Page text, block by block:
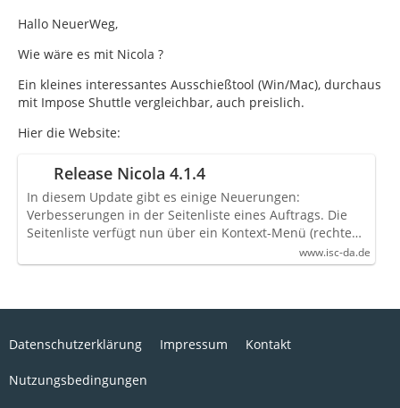
Hallo NeuerWeg,
Wie wäre es mit Nicola ?
Ein kleines interessantes Ausschießtool (Win/Mac), durchaus
mit Impose Shuttle vergleichbar, auch preislich.
Hier die Website:
Release Nicola 4.1.4
In diesem Update gibt es einige Neuerungen:
Verbesserungen in der Seitenliste eines Auftrags. Die
Seitenliste verfügt nun über ein Kontext-Menü (rechte…
www.isc-da.de
Datenschutzerklärung Impressum Kontakt
Nutzungsbedingungen